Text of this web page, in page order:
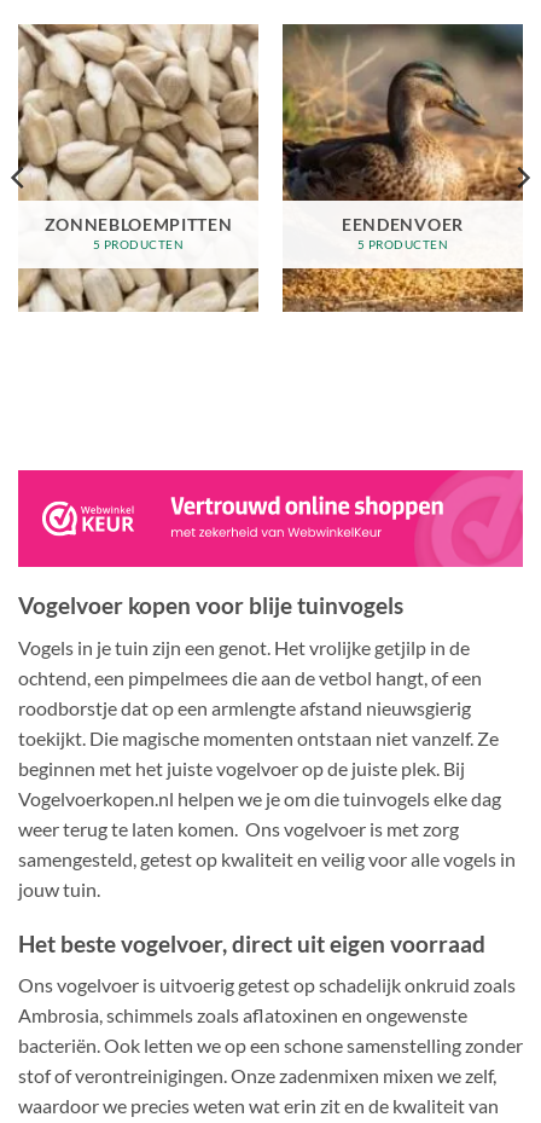
kan
gekozen
worden
op
de
productpagina
kan
gekozen
worden
op
de
productpagina
ZONNEBLOEMPITTEN
5 PRODUCTEN
EENDENVOER
5 PRODUCTEN
Vogelvoer kopen voor blije tuinvogels
Vogels in je tuin zijn een genot. Het vrolijke getjilp in de
ochtend, een pimpelmees die aan de vetbol hangt, of een
roodborstje dat op een armlengte afstand nieuwsgierig
toekijkt. Die magische momenten ontstaan niet vanzelf. Ze
beginnen met het juiste vogelvoer op de juiste plek. Bij
Vogelvoerkopen.nl helpen we je om die tuinvogels elke dag
weer terug te laten komen. Ons vogelvoer is met zorg
samengesteld, getest op kwaliteit en veilig voor alle vogels in
jouw tuin.
Het beste vogelvoer, direct uit eigen voorraad
Ons vogelvoer is uitvoerig getest op schadelijk onkruid zoals
Ambrosia, schimmels zoals aflatoxinen en ongewenste
bacteriën. Ook letten we op een schone samenstelling zonder
stof of verontreinigingen. Onze zadenmixen mixen we zelf,
waardoor we precies weten wat erin zit en de kwaliteit van